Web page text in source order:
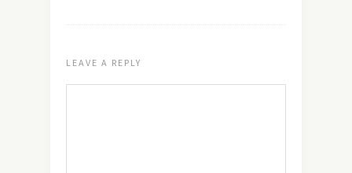
LEAVE A REPLY